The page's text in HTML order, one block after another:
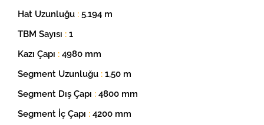
Hat Uzunluğu :5.194 m
TBM Sayısı :1
Kazı Çapı : 4980 mm
Segment Uzunluğu :1,50 m
Segment Dış Çapı :4800 mm
Segment İç Çapı :4200 mm